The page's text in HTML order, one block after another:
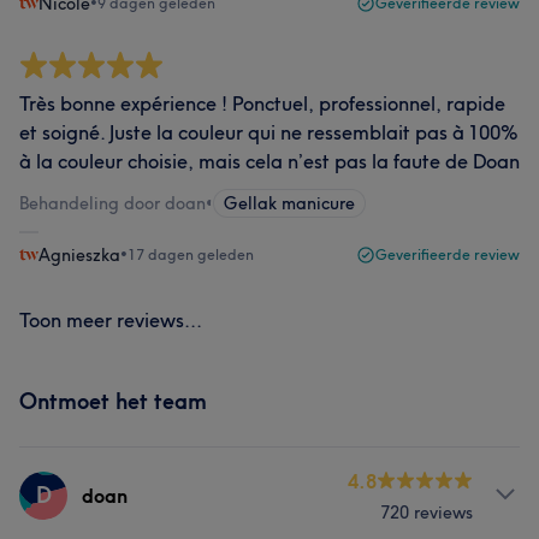
Très bonne expérience ! Ponctuel, professionnel, rapide
et soigné. Juste la couleur qui ne ressemblait pas à 100%
à la couleur choisie, mais cela n’est pas la faute de Doan
Behandeling door doan• Gellak manicure
Agnieszka•17 dagen geleden Geverifieerde review
Toon meer reviews...
Ontmoet het team
D doan
4.8
720 reviews